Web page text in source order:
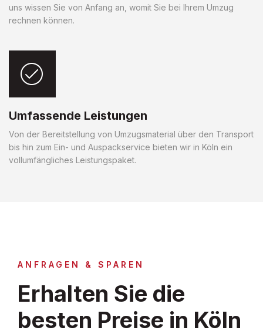
uns wissen Sie von Anfang an, womit Sie bei Ihrem Umzug
rechnen können.
Umfassende Leistungen
Von der Bereitstellung von Umzugsmaterial über den Transport
bis hin zum Ein- und Auspackservice bieten wir in Köln ein
vollumfängliches Leistungspaket.
ANFRAGEN & SPAREN
Erhalten Sie die
besten Preise in Köln